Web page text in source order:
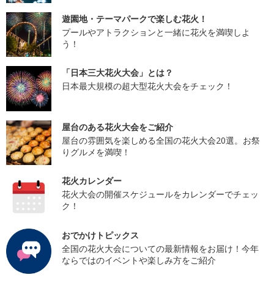
遊園地・テーマパークで楽しむ花火！
プールやアトラクションと一緒に花火を満喫しよ
う！
「日本三大花火大会」とは？
日本最大規模の超大型花火大会をチェック！
屋台のある花火大会をご紹介
屋台の雰囲気を楽しめる全国の花火大会20選。お祭
りグルメを満喫！
花火カレンダー
花火大会の開催スケジュールをカレンダーでチェッ
ク！
おでかけトピックス
全国の花火大会についての最新情報をお届け！今年
ならではのイベントや楽しみ方をご紹介